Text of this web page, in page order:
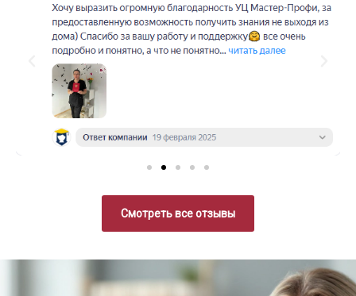
Смотреть все отзывы